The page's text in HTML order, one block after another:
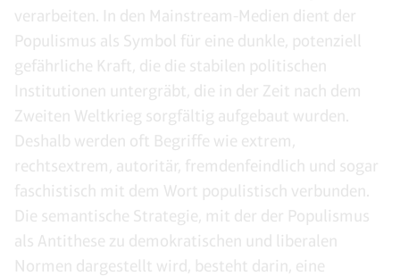
verarbeiten. In den Mainstream-Medien dient der
Populismus als Symbol für eine dunkle, potenziell
gefährliche Kraft, die die stabilen politischen
Institutionen untergräbt, die in der Zeit nach dem
Zweiten Weltkrieg sorgfältig aufgebaut wurden.
Deshalb werden oft Begriffe wie extrem,
rechtsextrem, autoritär, fremdenfeindlich und sogar
faschistisch mit dem Wort populistisch verbunden.
Die semantische Strategie, mit der der Populismus
als Antithese zu demokratischen und liberalen
Normen dargestellt wird, besteht darin, eine